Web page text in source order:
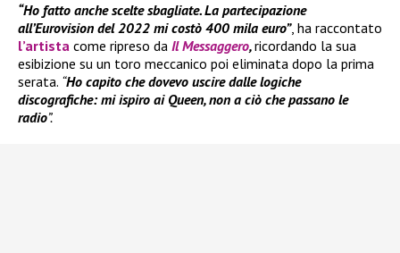
“Ho fatto anche scelte sbagliate. La partecipazione
all’Eurovision del 2022 mi costò 400 mila euro”, ha raccontato
l’artista come ripreso da Il Messaggero,ricordando la sua
esibizione su un toro meccanico poi eliminata dopo la prima
serata. “Ho capito che dovevo uscire dalle logiche
discografiche: mi ispiro ai Queen, non a ciò che passano le
radio”.